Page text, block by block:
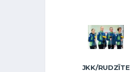
JKK/RUDZĪTE